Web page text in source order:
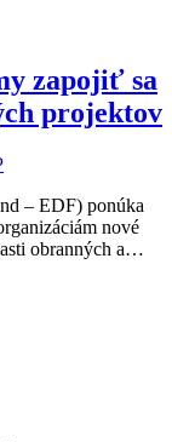
zapojiť sa
projektov
– EDF) ponúka
nové
obranných a…